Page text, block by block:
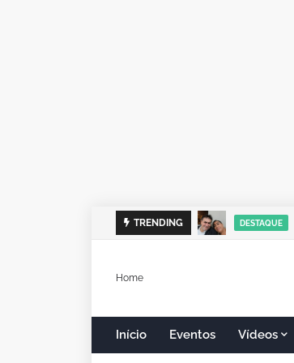
TRENDING DESTAQUE
Home
Início Eventos Vídeos